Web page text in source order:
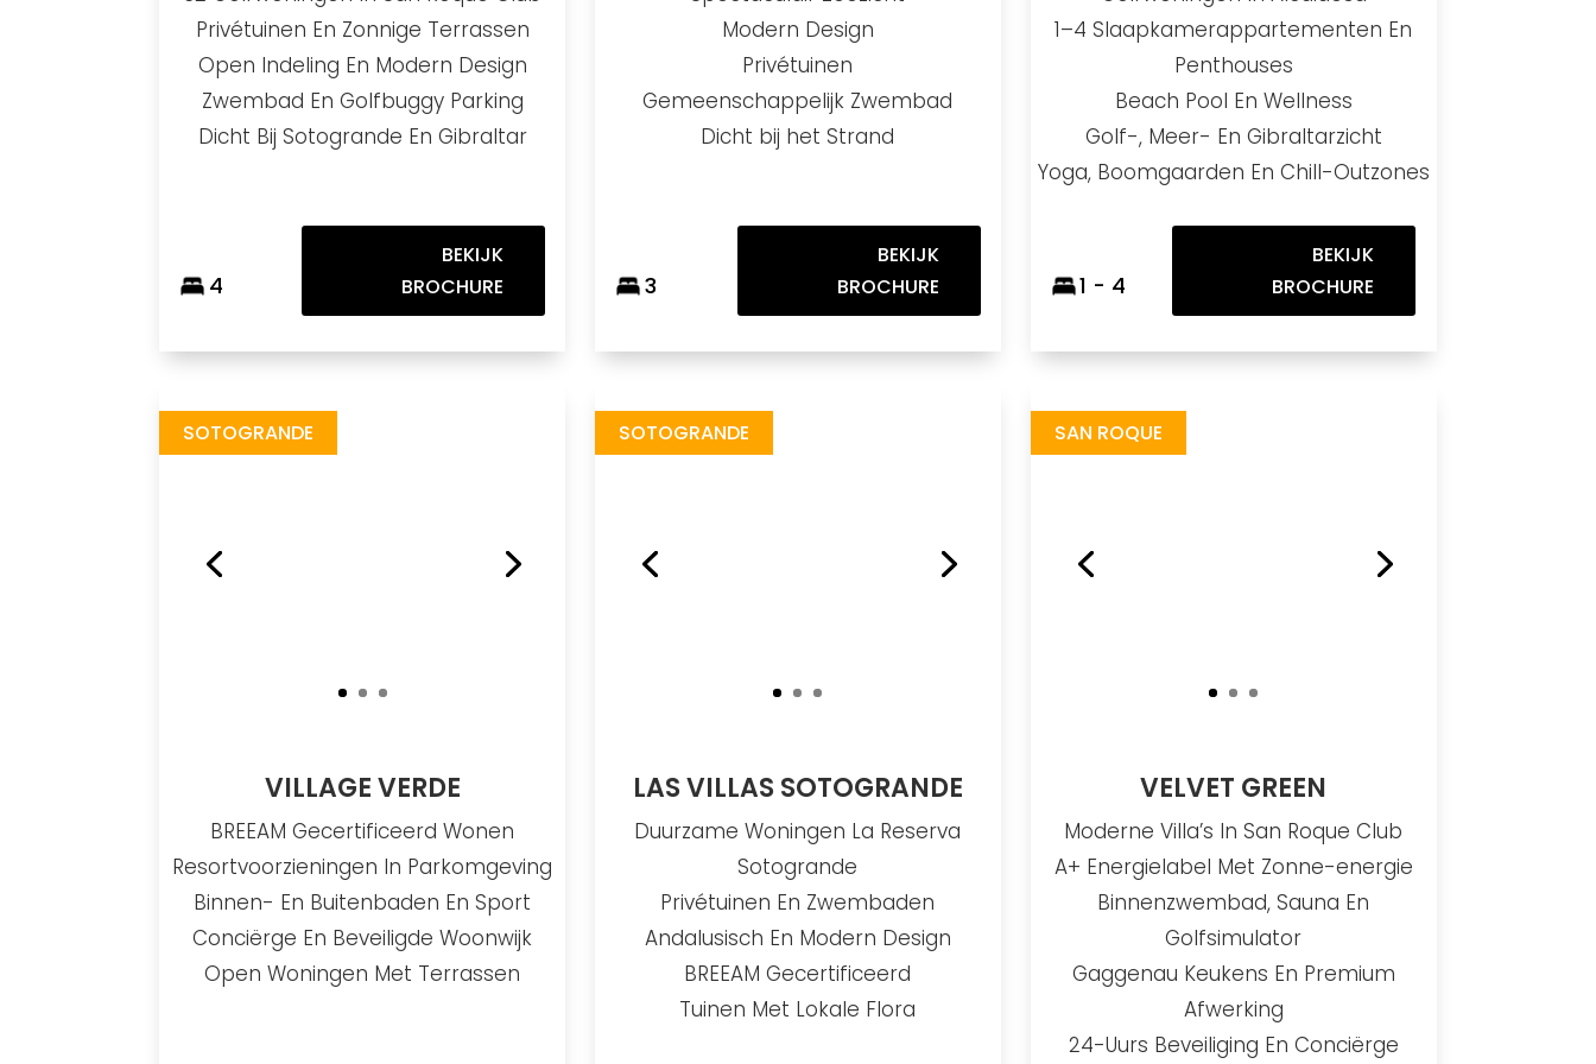
Privétuinen En Zonnige Terrassen
Open Indeling En Modern Design
Zwembad En Golfbuggy Parking
Dicht Bij Sotogrande En Gibraltar
4
BEKIJK
BROCHURE
Modern Design
Privétuinen
Gemeenschappelijk Zwembad
Dicht bij het Strand
3
BEKIJK
BROCHURE
1–4 Slaapkamerappartementen En
Penthouses
Beach Pool En Wellness
Golf-, Meer- En Gibraltarzicht
Yoga, Boomgaarden En Chill-Outzones
1 - 4
BEKIJK
BROCHURE
SOTOGRANDE
VILLAGE VERDE
BREEAM Gecertificeerd Wonen
Resortvoorzieningen In Parkomgeving
Binnen- En Buitenbaden En Sport
Conciërge En Beveiligde Woonwijk
Open Woningen Met Terrassen
SOTOGRANDE
LAS VILLAS SOTOGRANDE
Duurzame Woningen La Reserva
Sotogrande
Privétuinen En Zwembaden
Andalusisch En Modern Design
BREEAM Gecertificeerd
Tuinen Met Lokale Flora
SAN ROQUE
VELVET GREEN
Moderne Villa’s In San Roque Club
A+ Energielabel Met Zonne-energie
Binnenzwembad, Sauna En
Golfsimulator
Gaggenau Keukens En Premium
Afwerking
24-Uurs Beveiliging En Conciërge